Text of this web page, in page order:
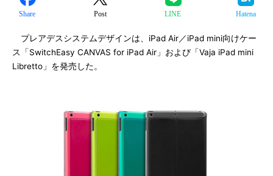
Share Post LINE Hatena
プレアデスシステムデザインは、iPad Air／iPad mini向けケー
ス「SwitchEasy CANVAS for iPad Air」および「Vaja iPad mini
Libretto」を発売した。